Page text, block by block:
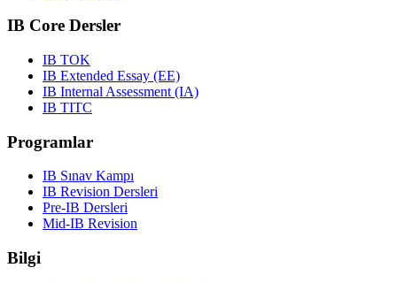
IB Core Dersler
IB TOK
IB Extended Essay (EE)
IB Internal Assessment (IA)
IB TITC
Programlar
IB Sınav Kampı
IB Revision Dersleri
Pre-IB Dersleri
Mid-IB Revision
Bilgi